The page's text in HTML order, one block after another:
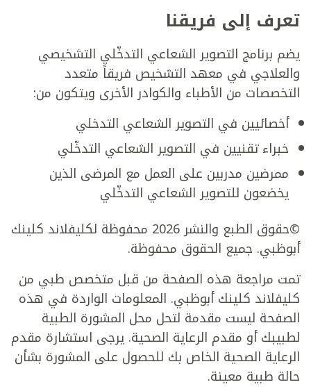
تعرف إلى فريقنا
يضم برنامج التصوير الشعاعي التدخّلي التشخيصي
والعلاجي في معهد التشخيص فريقاً متعدد
التخصصات من الأطباء والكوادر الأخرى ويتكون من:
أخصائيين في التصوير الشعاعي التدخلي
خبراء تقنيين في التصوير الشعاعي التدخّلي
ممرضين مدربين على العمل مع المرضى الذين
يخضعون للتصوير الشعاعي التدخّلي
©حقوق الطبع والنشر 2026 محفوظة لكليفلاند كلينك
أبوظبي. جميع الحقوق محفوظة.
تمت مراجعة هذه الصفحة من قبل متخصص طبي من
كليفلاند كلينك أبوظبي. المعلومات الواردة في هذه
الصفحة ليست مقدمة لتحل محل المشورة الطبية
لطبيبك أو مقدم الرعاية الصحية. يرجى استشارة مقدم
الرعاية الصحية الخاص بك للحصول على المشورة بشأن
حالة طبية معينة.